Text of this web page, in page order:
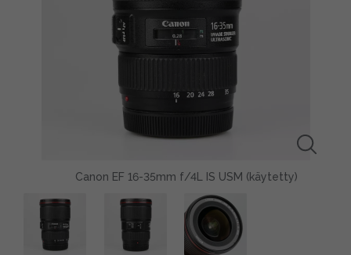
Canon EF 16-35mm f/4L IS USM (käytetty)